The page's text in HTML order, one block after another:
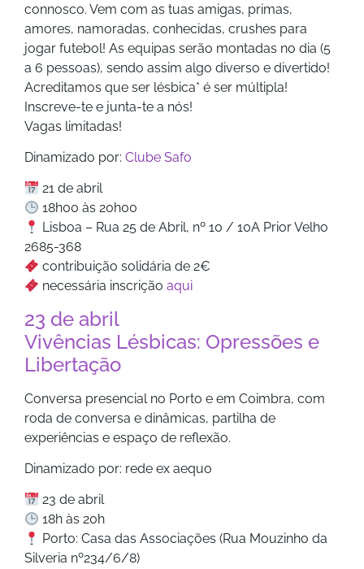
connosco. Vem com as tuas amigas, primas,
amores, namoradas, conhecidas, crushes para
jogar futebol! As equipas serão montadas no dia (5
a 6 pessoas), sendo assim algo diverso e divertido!
Acreditamos que ser lésbica* é ser múltipla!
Inscreve-te e junta-te a nós!
Vagas limitadas!
Dinamizado por: Clube Safo
21 de abril
18h00 às 20h00
Lisboa – Rua 25 de Abril, nº 10 / 10A Prior Velho
2685-368
contribuição solidária de 2€
necessária inscriçãoaqui
23 de abril
Vivências Lésbicas: Opressões e
Libertação
Conversa presencial no Porto e em Coimbra, com
roda de conversa e dinâmicas, partilha de
experiências e espaço de reflexão.
Dinamizado por: rede ex aequo
23 de abril
18h às 20h
Porto: Casa das Associações (Rua Mouzinho da
Silveria nº234/6/8)